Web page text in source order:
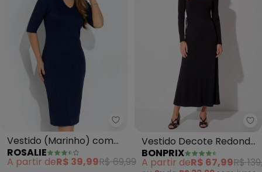
Rosalie - Vestido (Marinho)
Vestido (Marinho) com
Gola Alta
ROSALIE
A partir deR$ 39,99R$ 69,99
Vestido Decote Redondo
(Preto)
BONPRIX
A partir deR$ 67,99R$